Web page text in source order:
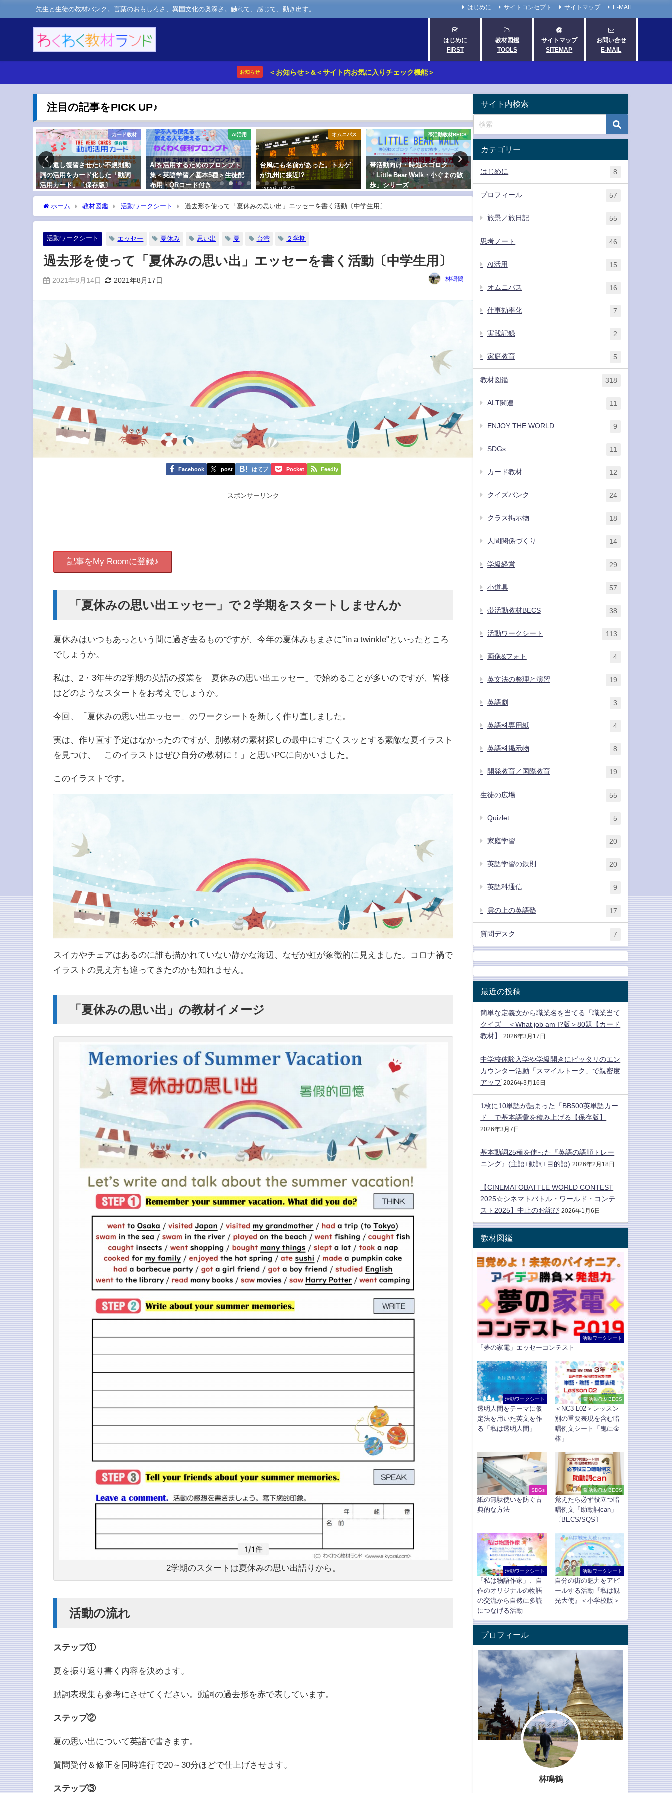
先生と生徒の教材バンク。言葉のおもしろさ、異国文化の奥深さ。触れて、感じて、動き出す。 はじめに サイトコンセプト サイトマップ E-MAIL
はじめに
FIRST
教材図鑑
TOOLS
サイトマップ
SITEMAP
お問い合せ
E-MAIL
お知らせ ＜お知らせ＞&＜サイト内お気に入りチェック機能＞
注目の記事をPICK UP♪
学級経営
（スマ
ブレー
カード教材
くり返し復習させたい不規則動
詞の活用をカード化した「動詞
活用カード」〔保存版〕
AI活用
AIを活用するためのプロンプト
集＜英語学習／基本5種＞生徒配
布用・QRコード付き
オムニバス
台風にも名前があった。トカゲ
が九州に接近!?
2020年9月3日
帯活動教材BECS
帯活動向け・時短スゴロク
「Little Bear Walk・小ぐまの散
歩」シリーズ
英語科通信
新聞」の発行〔テンプレート付
き〕
2021年1月22日
活動ワー
辞書引きが楽しくなる「英
を書き写す宿題」60回分〔
校〕
2021年9月4日
ホーム 教材図鑑 活動ワークシート 過去形を使って「夏休みの思い出」エッセーを書く活動〔中学生用〕
活動ワークシート エッセー 夏休み 思い出 夏 台湾 ２学期
過去形を使って「夏休みの思い出」エッセーを書く活動〔中学生用〕
2021年8月14日 2021年8月17日 林鳴鶴
Facebook post はてブ Pocket Feedly
スポンサーリンク
記事をMy Roomに登録♪
「夏休みの思い出エッセー」で２学期をスタートしませんか
夏休みはいつもあっという間に過ぎ去るものですが、今年の夏休みもまさに"in a twinkle"といったところ
でしょうか。
私は、2・3年生の2学期の英語の授業を「夏休みの思い出エッセー」で始めることが多いのですが、皆様
はどのようなスタートをお考えでしょうか。
今回、「夏休みの思い出エッセー」のワークシートを新しく作り直しました。
実は、作り直す予定はなかったのですが、別教材の素材探しの最中にすごくスッとする素敵な夏イラスト
を見つけ、「このイラストはぜひ自分の教材に！」と思いPCに向かいました。
このイラストです。
スイカやチェアはあるのに誰も描かれていない静かな海辺、なぜか虹が象徴的に見えました。コロナ禍で
イラストの見え方も違ってきたのかも知れません。
「夏休みの思い出」の教材イメージ
2学期のスタートは夏休みの思い出語りから。
活動の流れ
ステップ①
夏を振り返り書く内容を決めます。
動詞表現集も参考にさせてください。動詞の過去形を赤で表しています。
ステップ②
夏の思い出について英語で書きます。
質問受付＆修正を同時進行で20～30分ほどで仕上げさせます。
ステップ③
サイト内検索
カテゴリー
はじめに 8
プロフィール 57
旅景／旅日記 55
思考ノート 46
AI活用 15
オムニバス 16
仕事効率化 7
実践記録 2
家庭教育 5
教材図鑑 318
ALT関連 11
ENJOY THE WORLD 9
SDGs 11
カード教材 12
クイズバンク 24
クラス掲示物 18
人間関係づくり 14
学級経営 29
小道具 57
帯活動教材BECS 38
活動ワークシート 113
画像&フォト 4
英文法の整理と演習 19
英語劇 3
英語科専用紙 4
英語科掲示物 8
開発教育／国際教育 19
生徒の広場 55
Quizlet 5
家庭学習 20
英語学習の鉄則 20
英語科通信 9
雲の上の英語塾 17
質問デスク 7
最近の投稿
簡単な定義文から職業名を当てる「職業当て
クイズ」＜What job am I?版＞80題【カード
教材】
2026年3月17日
中学校体験入学や学級開きにピッタリのエン
カウンター活動「スマイルトーク」で親密度
アップ 2026年3月16日
1枚に10単語が詰まった「BB500英単語カー
ド」で基本語彙を積み上げる【保存版】
2026年3月7日
基本動詞25種を使った『英語の語順トレー
ニング』(主語+動詞+目的語) 2026年2月18日
【CINEMATOBATTLE WORLD CONTEST
2025☆シネマトバトル・ワールド・コンテ
スト2025】中止のお詫び 2026年1月6日
教材図鑑
活動ワークシート
「夢の家電」エッセーコンテスト
活動ワークシート
透明人間をテーマに仮
定法を用いた英文を作
る「私は透明人間」
帯活動教材BECS
＜NC3-L02＞レッスン
別の重要表現を含む暗
唱例文シート「鬼に金
棒」
SDGs
紙の無駄使いを防ぐ古
典的な方法
帯活動教材BECS
覚えたら必ず役立つ暗
唱例文「助動詞can」
〔BECS/SQS〕
活動ワークシート
「私は物語作家」、自
作のオリジナルの物語
の交流から自然に多読
につなげる活動
活動ワークシート
自分の街の魅力をアピ
ールする活動『私は観
光大使』＜小学校版＞
プロフィール
林鳴鶴